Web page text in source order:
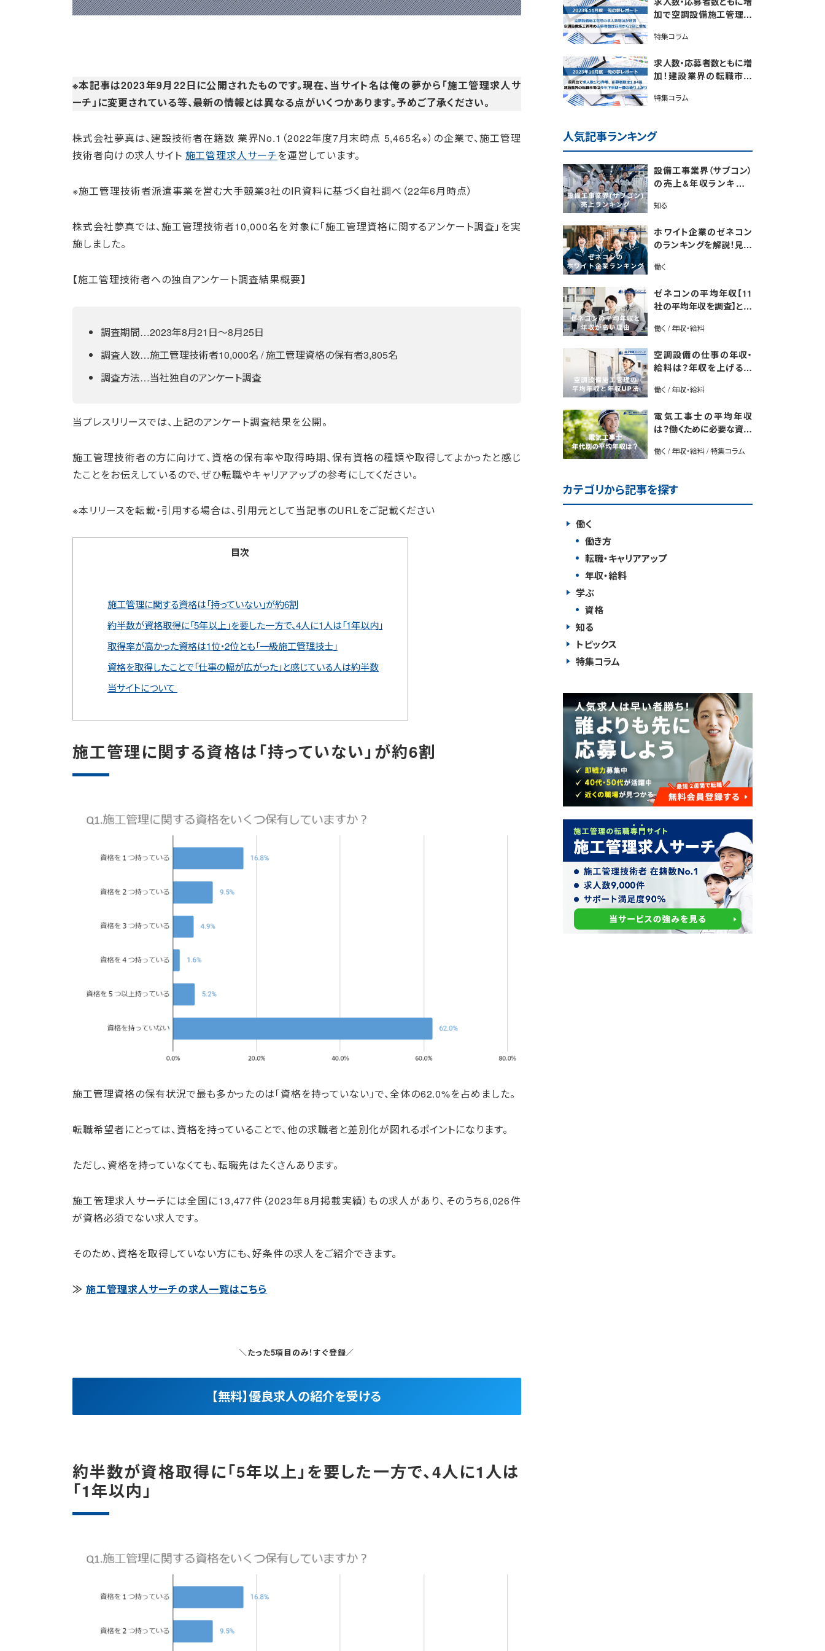
※本記事は2023年9月22日に公開されたものです。現在、当サイト名は俺の夢から「施工管理求人サ
ーチ」に変更されている等、最新の情報とは異なる点がいくつかあります。予めご了承ください。
株式会社夢真は、建設技術者在籍数 業界No.1（2022年度7月末時点 5,465名※）の企業で、施工管理
技術者向けの求人サイト 施工管理求人サーチを運営しています。
※施工管理技術者派遣事業を営む大手競業3社のIR資料に基づく自社調べ（22年6月時点）
株式会社夢真では、施工管理技術者10,000名を対象に「施工管理資格に関するアンケート調査」を実
施しました。
【施工管理技術者への独自アンケート調査結果概要】
調査期間…2023年8月21日～8月25日
調査人数…施工管理技術者10,000名 / 施工管理資格の保有者3,805名
調査方法…当社独自のアンケート調査
当プレスリリースでは、上記のアンケート調査結果を公開。
施工管理技術者の方に向けて、資格の保有率や取得時期、保有資格の種類や取得してよかったと感じ
たことをお伝えしているので、ぜひ転職やキャリアアップの参考にしてください。
※本リリースを転載・引用する場合は、引用元として当記事のURLをご記載ください
目次
施工管理に関する資格は「持っていない」が約6割
約半数が資格取得に「5年以上」を要した一方で、4人に1人は「1年以内」
取得率が高かった資格は1位・2位とも「一級施工管理技士」
資格を取得したことで「仕事の幅が広がった」と感じている人は約半数
当サイトについて
施工管理に関する資格は「持っていない」が約6割
施工管理資格の保有状況で最も多かったのは「資格を持っていない」で、全体の62.0%を占めました。
転職希望者にとっては、資格を持っていることで、他の求職者と差別化が図れるポイントになります。
ただし、資格を持っていなくても、転職先はたくさんあります。
施工管理求人サーチには全国に13,477件（2023年8月掲載実績）もの求人があり、そのうち6,026件
が資格必須でない求人です。
そのため、資格を取得していない方にも、好条件の求人をご紹介できます。
≫ 施工管理求人サーチの求人一覧はこちら
＼たった5項目のみ！すぐ登録／
【無料】優良求人の紹介を受ける
約半数が資格取得に「5年以上」を要した一方で、4人に1人は
「1年以内」
加で空調設備施工管理の
11月度施工管理求人レポ
特集コラム
求人数・応募者数ともに増
加！建設業界の転職市場
【2023年10月度施工管理
特集コラム
人気記事ランキング
設備工事業界（サブコン）
の売上&年収ランキング
設備ジャンル別】今後の動
知る
ホワイト企業のゼネコン
のランキングを解説！見極
版】
働く
ゼネコンの平均年収【11
社の平均年収を調査】と年
P法も紹介
働く / 年収・給料
空調設備の仕事の年収・
給料は？年収を上げる方
働く / 年収・給料
電気工事士の平均年収
は？働くために必要な資格
働く / 年収・給料 / 特集コラム
カテゴリから記事を探す
働く
働き方
転職・キャリアアップ
年収・給料
学ぶ
資格
知る
トピックス
特集コラム